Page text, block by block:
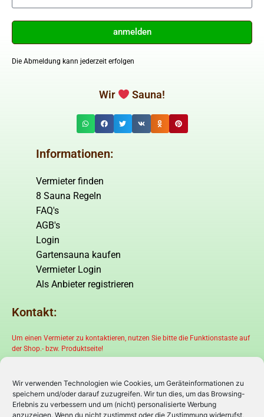
Wir verwenden Technologien wie Cookies, um Geräteinformationen zu
speichern und/oder darauf zuzugreifen. Wir tun dies, um das Browsing-
Erlebnis zu verbessern und um (nicht) personalisierte Werbung
anzuzeigen. Wenn du nicht zustimmst oder die Zustimmung widerrufst,
anmelden
Die Abmeldung kann jederzeit erfolgen
Wir Sauna!
Informationen:
Vermieter finden
8 Sauna Regeln
FAQ's
AGB's
Login
Gartensauna kaufen
Vermieter Login
Als Anbieter registrieren
Kontakt:
Um einen Vermieter zu kontaktieren, nutzen Sie bitte die Funktionstaste auf
der Shop.- bzw. Produktseite!